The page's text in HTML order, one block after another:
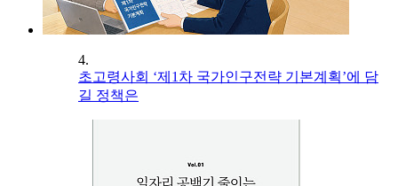
4.
초고령사회 ‘제1차 국가인구전략 기본계획’에 담
길 정책은